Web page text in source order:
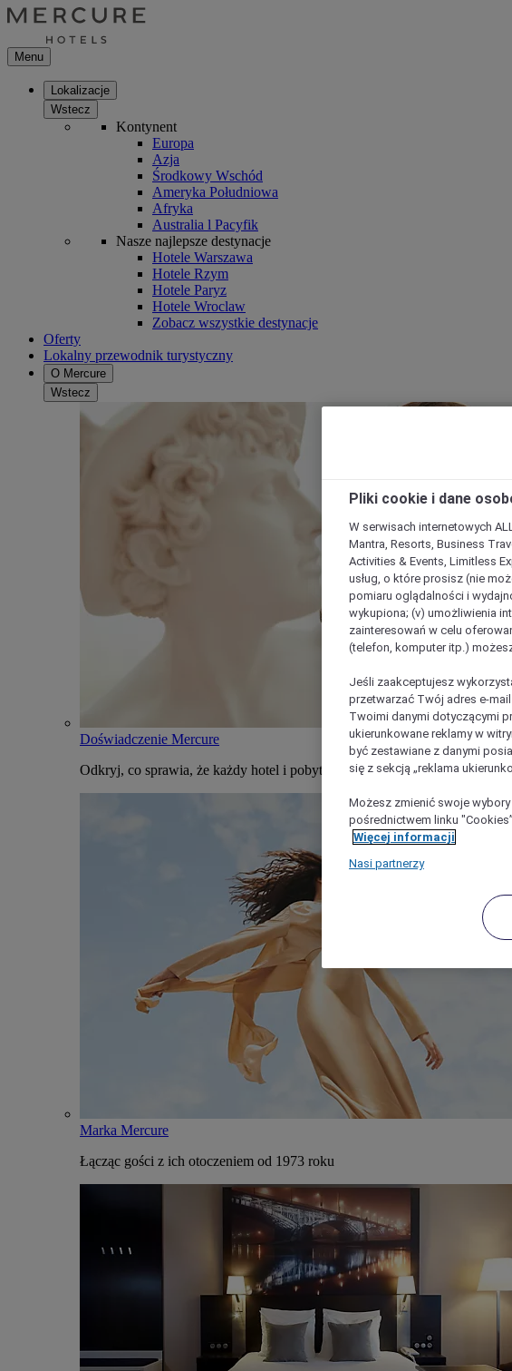
Menu
Lokalizacje
Wstecz
Kontynent
Europa
Azja
Środkowy Wschód
Ameryka Południowa
Afryka
Australia l Pacyfik
Nasze najlepsze destynacje
Hotele Warszawa
Hotele Rzym
Hotele Paryz
Hotele Wroclaw
Zobacz wszystkie destynacje
Oferty
Lokalny przewodnik turystyczny
O Mercure
Wstecz
Doświadczenie Mercure
Odkryj, co sprawia, że każdy hotel i pobyt w Mercure jest wyjątkowy
Marka Mercure
Łącząc gości z ich otoczeniem od 1973 roku
Pliki cookie i dane
W serwisach internetowych
Mantra, Resorts, Business
Activities & Events, Limitless
usług, o które prosisz (nie
pomiaru oglądalności i
wykupiona; (v) umożliwienia
zainteresowań w celu
(telefon, komputer itp.)
Jeśli zaakceptujesz
przetwarzać Twój adres e-
Twoimi danymi dotyczącymi
ukierunkowane reklamy w
być zestawiane z danymi
się z sekcją „reklama
Możesz zmienić swoje
pośrednictwem linku
Więcej informacji
Nasi partnerzy